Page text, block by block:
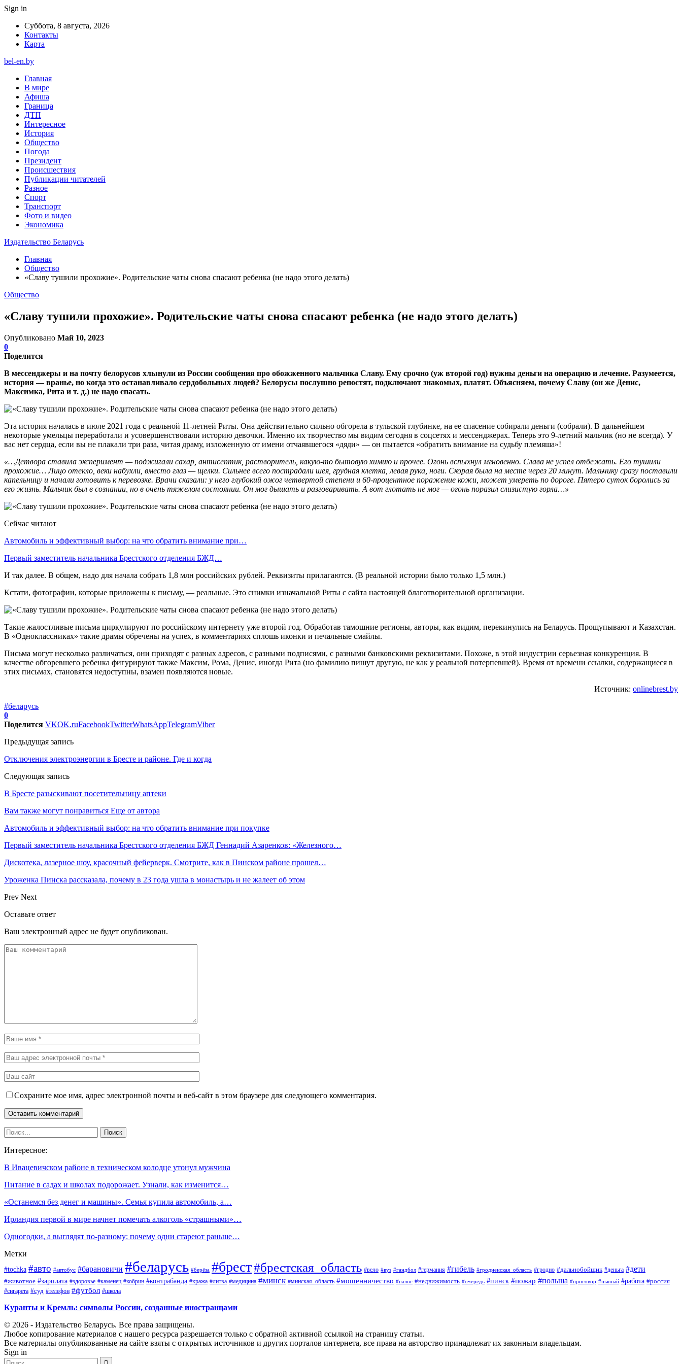
Sign in
Суббота, 8 августа, 2026
Контакты
Карта
bel-en.by
Главная
В мире
Афиша
Граница
ДТП
Интересное
История
Общество
Погода
Президент
Происшествия
Публикации читателей
Разное
Спорт
Транспорт
Фото и видео
Экономика
Издательство Беларусь
Главная
Общество
«Славу тушили прохожие». Родительские чаты снова спасают ребенка (не надо этого делать)
Общество
«Славу тушили прохожие». Родительские чаты снова спасают ребенка (не надо этого делать)
Опубликовано Май 10, 2023
0
Поделится
В мессенджеры и на почту белорусов хлынули из России сообщения про обожженного мальчика Славу. Ему срочно (уж второй год) нужны деньги на операцию и лечение. Разумеется,
история — вранье, но когда это останавливало сердобольных людей? Белорусы послушно репостят, подключают знакомых, платят. Объясняем, почему Славу (он же Денис,
Максимка, Рита и т. д.) не надо спасать.
Эта история началась в июле 2021 года с реальной 11-летней Риты. Она действительно сильно обгорела в тульской глубинке, на ее спасение собирали деньги (собрали). В дальнейшем
некоторые умельцы переработали и усовершенствовали историю девочки. Именно их творчество мы видим сегодня в соцсетях и мессенджерах. Теперь это 9-летний мальчик (но не всегда). У
вас нет сердца, если вы не плакали три раза, читая драму, изложенную от имени отчаявшегося «дяди» — он пытается «обратить внимание на судьбу племяша»!
«…Детвора ставила эксперимент — поджигали сахар, антисептик, растворитель, какую-то бытовую химию и прочее. Огонь вспыхнул мгновенно. Слава не успел отбежать. Eго тушили
прохожие… Лицо отекло, веки набухли, вместо глаз — щелки. Сильнее всего пострадали шея, грудная клетка, левая рука, ноги. Скорая была на месте через 20 минут. Мальчику сразу поставили
капельницу и начали готовить к перевозке. Врачи сказали: у него глубокий ожог четвертой степени и 60-процентное поражение кожи, может умереть по дороге. Пятеро суток боролись за
его жизнь. Мальчик был в сознании, но в очень тяжелом состоянии. Он мог дышать и разговаривать. А вот глотать не мог — огонь поразил слизистую горла…»
Сейчас читают
Автомобиль и эффективный выбор: на что обратить внимание при…
Первый заместитель начальника Брестского отделения БЖД…
И так далее. В общем, надо для начала собрать 1,8 млн российских рублей. Реквизиты прилагаются. (В реальной истории было только 1,5 млн.)
Кстати, фотографии, которые приложены к письму, — реальные. Это снимки изначальной Риты с сайта настоящей благотворительной организации.
Такие жалостливые письма циркулируют по российскому интернету уже второй год. Обработав тамошние регионы, авторы, как видим, перекинулись на Беларусь. Прощупывают и Казахстан.
В «Одноклассниках» такие драмы обречены на успех, в комментариях сплошь иконки и печальные смайлы.
Письма могут несколько различаться, они приходят с разных адресов, с разными подписями, с разными банковскими реквизитами. Похоже, в этой индустрии серьезная конкуренция. В
качестве обгоревшего ребенка фигурируют также Максим, Рома, Денис, иногда Рита (но фамилию пишут другую, не как у реальной потерпевшей). Время от времени ссылки, содержащиеся в
этих письмах, становятся недоступны, взамен появляются новые.
Источник: onlinebrest.by
#беларусь
0
Поделится VKOK.ruFacebookTwitterWhatsAppTelegramViber
Предыдущая запись
Отключения электроэнергии в Бресте и районе. Где и когда
Следующая запись
В Бресте разыскивают посетительницу аптеки
Вам также могут понравиться Еще от автора
Автомобиль и эффективный выбор: на что обратить внимание при покупке
Первый заместитель начальника Брестского отделения БЖД Геннадий Азаренков: «Железного…
Дискотека, лазерное шоу, красочный фейерверк. Смотрите, как в Пинском районе прошел…
Уроженка Пинска рассказала, почему в 23 года ушла в монастырь и не жалеет об этом
Prev Next
Оставьте ответ
Ваш электронный адрес не будет опубликован.
Сохраните мое имя, адрес электронной почты и веб-сайт в этом браузере для следующего комментария.
Интересное:
В Ивацевичском районе в техническом колодце утонул мужчина
Питание в садах и школах подорожает. Узнали, как изменится…
«Останемся без денег и машины». Cемья купила автомобиль, а…
Ирландия первой в мире начнет помечать алкоголь «страшными»…
Одногодки, а выглядят по-разному: почему одни стареют раньше…
Метки
#tochka #авто #автобус #барановичи #беларусь #берёза #брест#брестская_область #вело #вуз #гандбол #германия #гибель #гродненская_область #гродно #дальнобойщик #деньга #дети
#животное #зарплата #здоровье #каменец #кобрин #контрабанда #кража #литва #медицина #минск #минская_область #мошенничество #налог #недвижимость #очередь #пинск #пожар #польша #приговор #пьяный #работа #россия
#сигарета #суд #телефон #футбол #школа
Куранты и Кремль: символы России, созданные иностранцами
© 2026 - Издательство Беларусь. Все права защищены.
Любое копирование материалов с нашего ресурса разрешается только с обратной активной ссылкой на страницу статьи.
Все материалы опубликованные на сайте взяты с открытых источников и других порталов интернета, все права на авторство принадлежат их законным владельцам.
Sign in